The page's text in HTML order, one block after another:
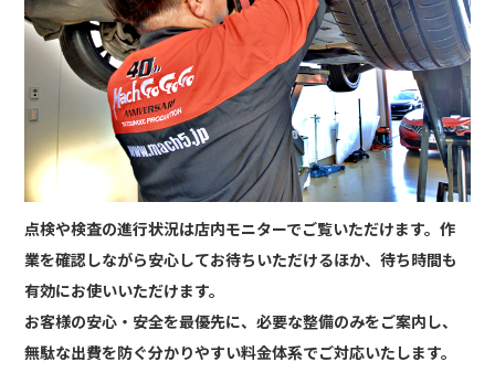
点検や検査の進行状況は店内モニターでご覧いただけます。作
業を確認しながら安心してお待ちいただけるほか、待ち時間も
有効にお使いいただけます。
お客様の安心・安全を最優先に、必要な整備のみをご案内し、
無駄な出費を防ぐ分かりやすい料金体系でご対応いたします。